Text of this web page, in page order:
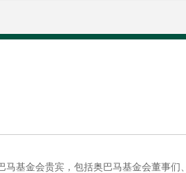
基金会贵宾，包括奥巴马基金会董事们、